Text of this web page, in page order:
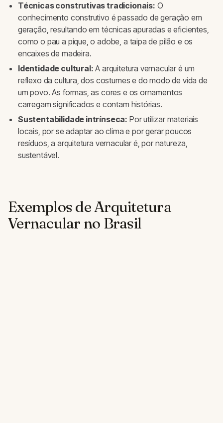
Técnicas construtivas tradicionais: O
conhecimento construtivo é passado de geração em
geração, resultando em técnicas apuradas e eficientes,
como o pau a pique, o adobe, a taipa de pilão e os
encaixes de madeira.
Identidade cultural: A arquitetura vernacular é um
reflexo da cultura, dos costumes e do modo de vida de
um povo. As formas, as cores e os ornamentos
carregam significados e contam histórias.
Sustentabilidade intrínseca: Por utilizar materiais
locais, por se adaptar ao clima e por gerar poucos
resíduos, a arquitetura vernacular é, por natureza,
sustentável.
Exemplos de Arquitetura
Vernacular no Brasil